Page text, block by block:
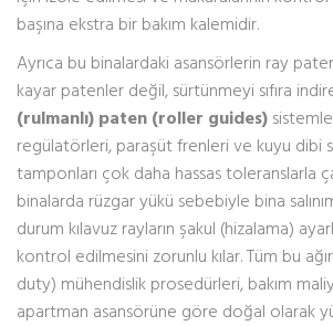
başına ekstra bir bakım kalemidir.
Ayrıca bu binalardaki asansörlerin ray
kayar patenler değil, sürtünmeyi sıfıra
(rulmanlı) paten (roller guides)
regülatörleri, paraşüt frenleri ve kuyu dibi
tamponları çok daha hassas toleranslarla
binalarda rüzgar yükü sebebiyle bina
durum kılavuz rayların şakul (hizalama)
kontrol edilmesini zorunlu kılar. Tüm bu
duty) mühendislik prosedürleri, bakım
apartman asansörüne göre doğal olarak